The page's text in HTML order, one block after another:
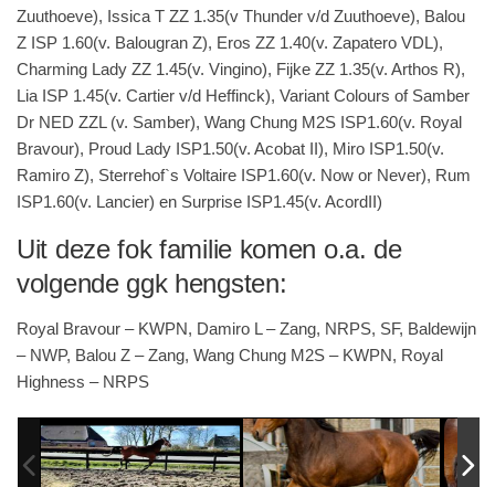
Zuuthoeve), Issica T ZZ 1.35(v Thunder v/d Zuuthoeve), Balou
Z ISP 1.60(v. Balougran Z), Eros ZZ 1.40(v. Zapatero VDL),
Charming Lady ZZ 1.45(v. Vingino), Fijke ZZ 1.35(v. Arthos R),
Lia ISP 1.45(v. Cartier v/d Heffinck), Variant Colours of Samber
Dr NED ZZL (v. Samber), Wang Chung M2S ISP1.60(v. Royal
Bravour), Proud Lady ISP1.50(v. Acobat II), Miro ISP1.50(v.
Ramiro Z), Sterrehof`s Voltaire ISP1.60(v. Now or Never), Rum
ISP1.60(v. Lancier) en Surprise ISP1.45(v. AcordII)
Uit deze fok familie komen o.a. de
volgende ggk hengsten:
Royal Bravour – KWPN, Damiro L –Zang, NRPS, SF, Baldewijn
– NWP, Balou Z – Zang, Wang Chung M2S – KWPN, Royal
Highness – NRPS